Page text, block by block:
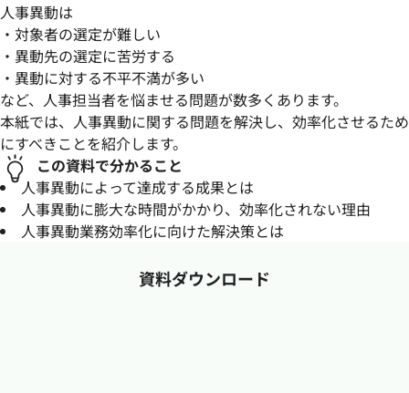
人事異動は
・対象者の選定が難しい
・異動先の選定に苦労する
・異動に対する不平不満が多い
など、人事担当者を悩ませる問題が数多くあります。
本紙では、人事異動に関する問題を解決し、効率化させるため
にすべきことを紹介します。
この資料で分かること
人事異動によって達成する成果とは
人事異動に膨大な時間がかかり、効率化されない理由
人事異動業務効率化に向けた解決策とは
資料ダウンロード